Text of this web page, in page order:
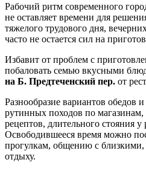
Рабочий ритм современного
не оставляет времени для
тяжелого трудового дня,
часто не остается сил на
Избавит от проблем с
побаловать семью вкусными
на Б. Предтеченский пер. от
Разнообразие вариантов обедов
рутинных походов по
рецептов, длительного стояния
Освободившееся время можно
прогулкам, общению с близкими,
отдыху.